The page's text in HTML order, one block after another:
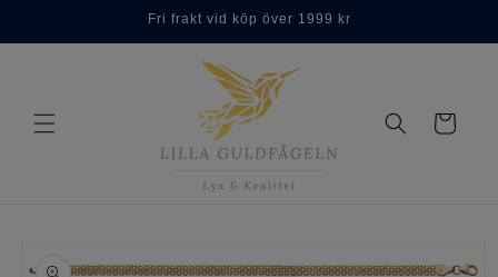
Fri frakt vid köp över 1999 kr
Varukorg